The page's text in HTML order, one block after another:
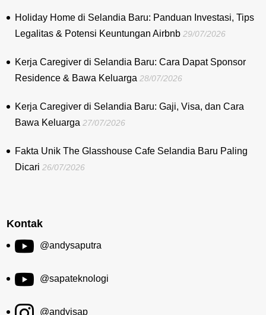
Holiday Home di Selandia Baru: Panduan Investasi, Tips
Legalitas & Potensi Keuntungan Airbnb 29/07/2026
Kerja Caregiver di Selandia Baru: Cara Dapat Sponsor
Residence & Bawa Keluarga 28/07/2026
Kerja Caregiver di Selandia Baru: Gaji, Visa, dan Cara
Bawa Keluarga 27/07/2026
Fakta Unik The Glasshouse Cafe Selandia Baru Paling
Dicari 26/07/2026
Kontak
@andysaputra
@sapateknologi
@andyjsap